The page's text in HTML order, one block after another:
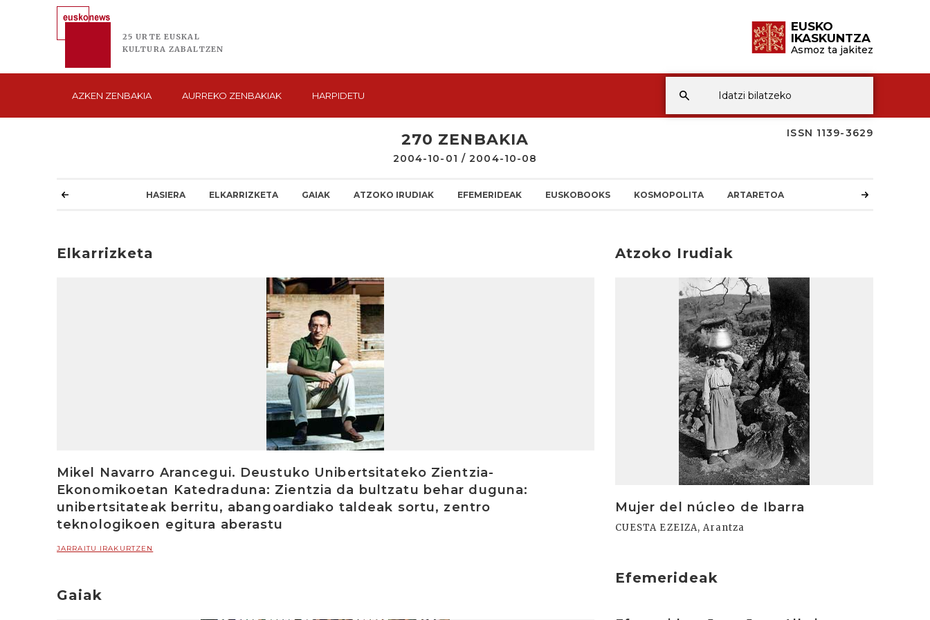
25 URTE EUSKAL
KULTURA ZABALTZEN
EUSKO
IKASKUNTZA
Asmoz ta jakitez
AZKEN ZENBAKIA AURREKO ZENBAKIAK HARPIDETU
ISSN 1139-3629
270 ZENBAKIA
2004-10-01 / 2004-10-08
HASIERA ELKARRIZKETA GAIAK ATZOKO IRUDIAK EFEMERIDEAK EUSKOBOOKS KOSMOPOLITA ARTARETOA
Elkarrizketa
Mikel Navarro Arancegui. Deustuko Unibertsitateko Zientzia-
Ekonomikoetan Katedraduna: Zientzia da bultzatu behar duguna:
unibertsitateak berritu, abangoardiako taldeak sortu, zentro
teknologikoen egitura aberastu
JARRAITU IRAKURTZEN
Gaiak
Atzoko Irudiak
Mujer del núcleo de Ibarra
CUESTA EZEIZA, Arantza
Efemerideak